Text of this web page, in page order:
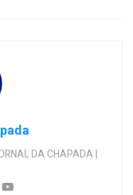
DA CHAPADA |